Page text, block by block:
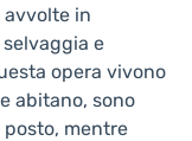
in
e
opera vivono
abitano, sono
mentre